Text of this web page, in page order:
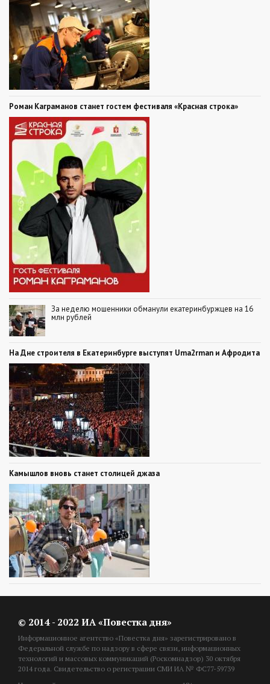
Роман Каграманов станет гостем фестиваля «Красная строка»
За неделю мошенники обманули екатеринбуржцев на 16
млн рублей
На Дне строителя в Екатеринбурге выступят Uma2rman и Афродита
Камышлов вновь станет столицей джаза
© 2014 - 2022 ИА «Повестка дня»
Информационное агентство «Повестка дня» зарегистрировано в
Федеральной службе по надзору в сфере связи, информационных
технологий и массовых коммуникаций (Роскомнадзор) 30 октября
2014 года. Свидетельство о регистрации СМИ ИА № ФС77-59739